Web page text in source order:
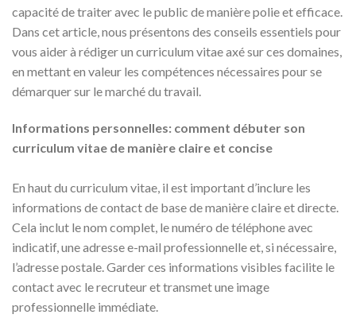
capacité de traiter avec le public de manière polie et efficace.
Dans cet article, nous présentons des conseils essentiels pour
vous aider à rédiger un curriculum vitae axé sur ces domaines,
en mettant en valeur les compétences nécessaires pour se
démarquer sur le marché du travail.
Informations personnelles: comment débuter son
curriculum vitae de manière claire et concise
En haut du curriculum vitae, il est important d’inclure les
informations de contact de base de manière claire et directe.
Cela inclut le nom complet, le numéro de téléphone avec
indicatif, une adresse e-mail professionnelle et, si nécessaire,
l’adresse postale. Garder ces informations visibles facilite le
contact avec le recruteur et transmet une image
professionnelle immédiate.